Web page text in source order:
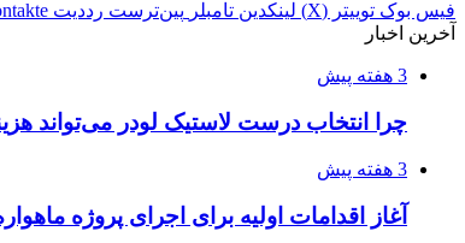
فیس بوک توییتر (X) لینکدین ‫تامبلر ‫پین‌ترست ‫رددیت
آخرین اخبار
3 هفته پیش
چرا انتخاب درست لاستیک لودر می‌تواند
3 هفته پیش
آغاز اقدامات اولیه برای اجرای پروژه